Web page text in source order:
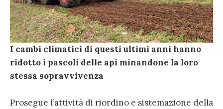
I cambi climatici di questi ultimi anni hanno
ridotto i pascoli delle api minandone la loro
stessa sopravvivenza
Prosegue l’attività di riordino e sistemazione della